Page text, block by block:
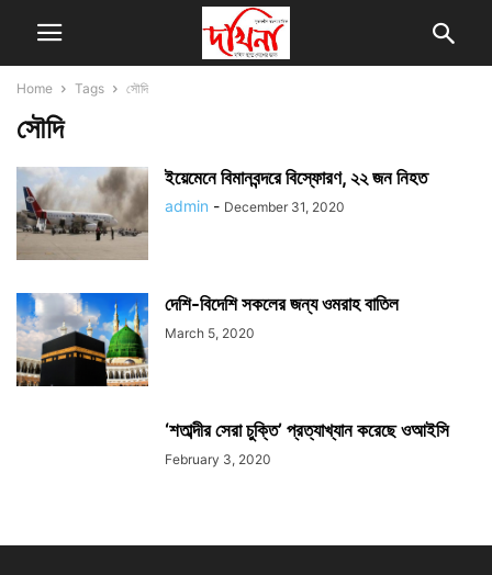
Home Tags সৌদি
সৌদি
ইয়েমেনে বিমানবন্দরে বিস্ফোরণ, ২২ জন নিহত
admin - December 31, 2020
দেশি-বিদেশি সকলের জন্য ওমরাহ বাতিল
March 5, 2020
‘শতাব্দীর সেরা চুক্তি’ প্রত্যাখ্যান করেছে ওআইসি
February 3, 2020